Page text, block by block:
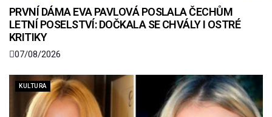
PRVNÍ DÁMA EVA PAVLOVÁ POSLALA ČECHŮM
LETNÍ POSELSTVÍ: DOČKALA SE CHVÁLY I OSTRÉ
KRITIKY
07/08/2026
KULTURA